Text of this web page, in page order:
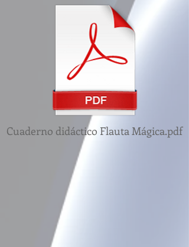
Cuaderno didáctico Flauta Mágica.pdf